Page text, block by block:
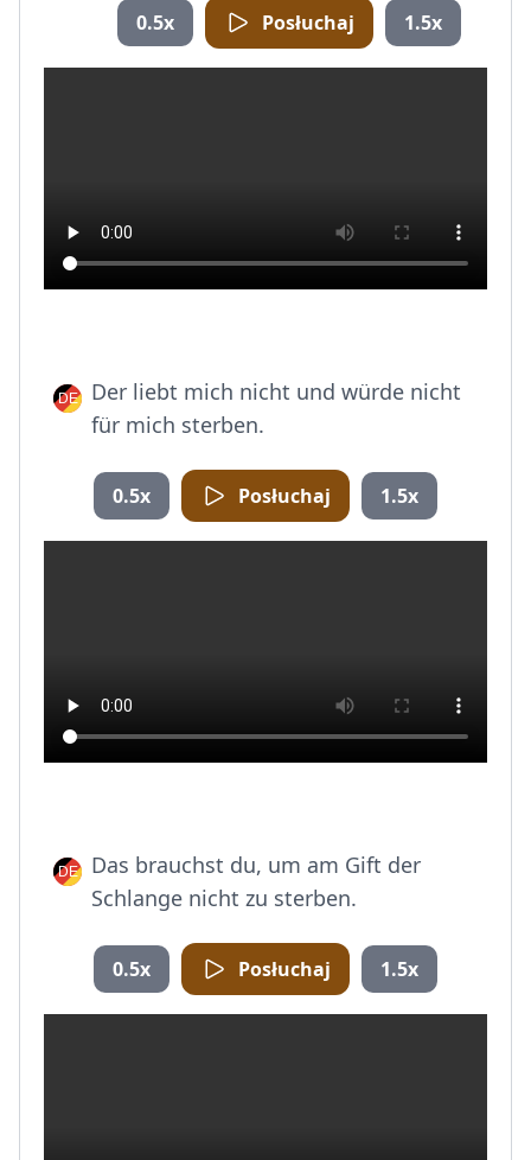
0.5x Posłuchaj 1.5x
Der liebt mich nicht und würde nicht
für mich sterben.
0.5x Posłuchaj 1.5x
Das brauchst du, um am Gift der
Schlange nicht zu sterben.
0.5x Posłuchaj 1.5x